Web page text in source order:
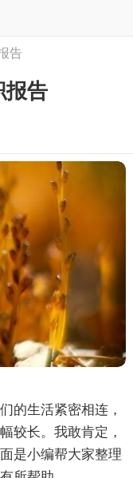
告
报告
的生活紧密相连，
较长。我敢肯定，
是小编帮大家整理